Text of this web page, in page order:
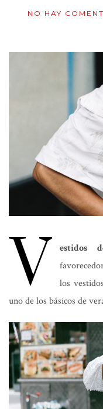
NO HAY
V estidos
los
uno de los básicos de